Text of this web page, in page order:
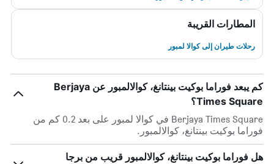
المطارات القريبة
رحلات طيران إلى كوالا لمبور
كم يبعد فوراما بوكيت بينتانغ، كوالالمبور عن Berjaya
Times Square؟
Berjaya Times Square في كوالا لمبور على بعد 0.2 كم من
فوراما بوكيت بينتانغ، كوالالمبور.
هل فوراما بوكيت بينتانغ، كوالالمبور قريب من برجا